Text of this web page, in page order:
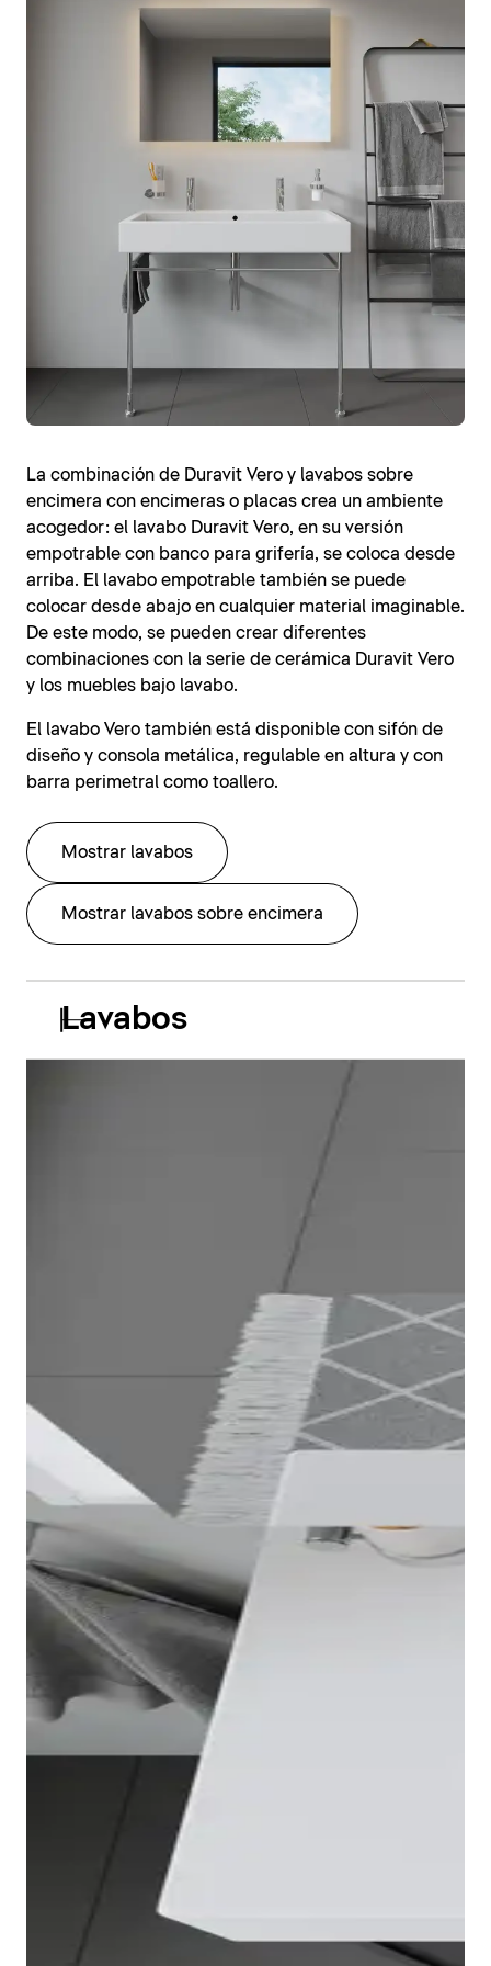
La combinación de Duravit Vero y lavabos sobre
encimera con encimeras o placas crea un ambiente
acogedor: el lavabo Duravit Vero, en su versión
empotrable con banco para grifería, se coloca desde
arriba. El lavabo empotrable también se puede
colocar desde abajo en cualquier material imaginable.
De este modo, se pueden crear diferentes
combinaciones con la serie de cerámica Duravit Vero
y los muebles bajo lavabo.
El lavabo Vero también está disponible con sifón de
diseño y consola metálica, regulable en altura y con
barra perimetral como toallero.
Mostrar lavabos
Mostrar lavabos sobre encimera
Lavabos